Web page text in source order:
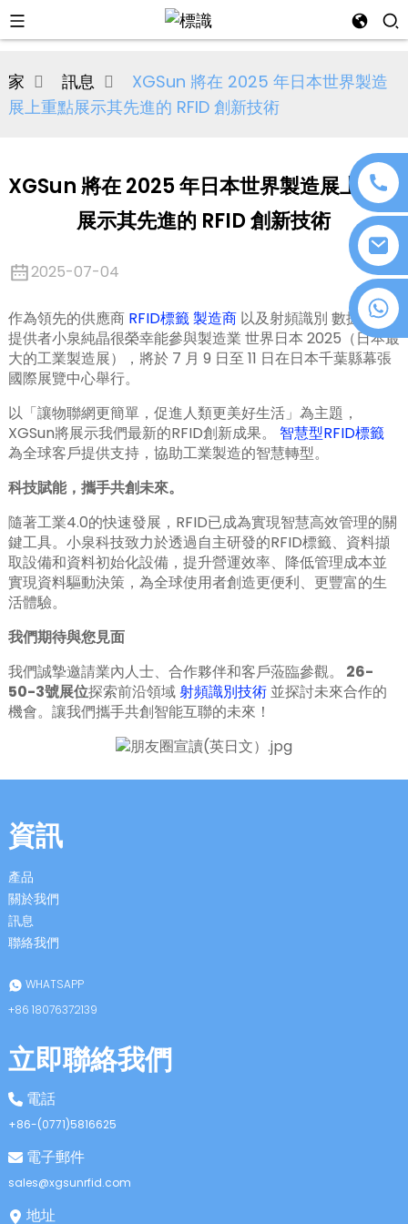
+86 18076372139
家 訊息
XGSun 將在 2025 年日本世界製造
展上重點展示其先進的 RFID 創新技術
XGSun 將在 2025 年日本世界製造展上重點
展示其先進的 RFID 創新技術
2025-07-04
作為領先的供應商 RFID標籤製造商以及射頻識別 數據採集
提供者小泉純晶很榮幸能參與製造業 世界日本 2025 （日本最
大的工業製造展），將於 7 月 9 日至 11 日在日本千葉縣幕張
國際展覽中心舉行。
以「讓物聯網更簡單，促進人類更美好生活」為主題，
XGSun將展示我們最新的RFID創新成果。 智慧型RFID標籤
為全球客戶提供支持，協助工業製造的智慧轉型。
科技賦能，攜手共創未來。
隨著工業4.0的快速發展，RFID已成為實現智慧高效管理的關
鍵工具。小泉科技致力於透過自主研發的RFID標籤、資料擷
取設備和資料初始化設備，提升營運效率、降低管理成本並
實現資料驅動決策，為全球使用者創造更便利、更豐富的生
活體驗。
我們期待與您見面
我們誠摯邀請業內人士、合作夥伴和客戶蒞臨參觀。
26-
50-3號展位探索前沿領域射頻識別技術並探討未來合作的
機會。讓我們攜手共創智能互聯的未來！
資訊
產品
關於我們
訊息
聯絡我們
WHATSAPP
+86 18076372139
立即聯絡我們
電話
+86-(0771)5816625
電子郵件
sales@xgsunrfid.com
地址